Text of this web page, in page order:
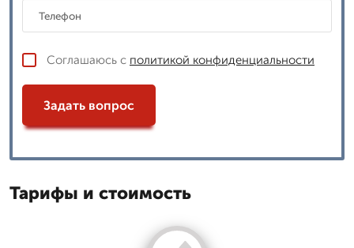
Соглашаюсь с политикой конфиденциальности
Задать вопрос
Тарифы и стоимость